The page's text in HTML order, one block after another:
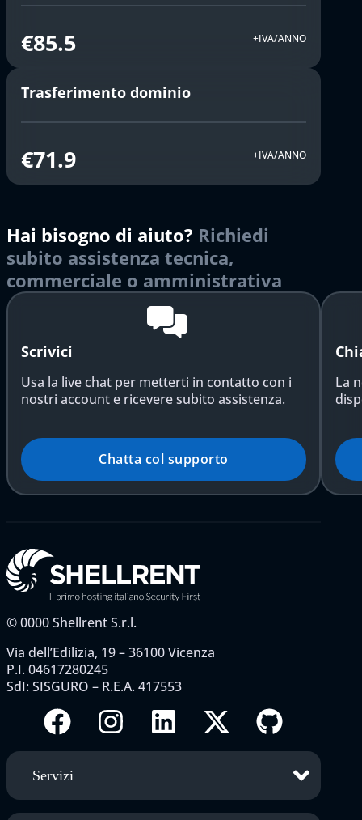
€85.5 +IVA/ANNO
Trasferimento dominio
€71.9 +IVA/ANNO
Hai bisogno di aiuto? Richiedi
subito assistenza tecnica,
commerciale o amministrativa
Scrivici
Usa la live chat per metterti in contatto con i
nostri account e ricevere subito assistenza.
Chatta col supporto
La
©0000Shellrent S.r.l.
Via dell’Edilizia, 19 – 36100 Vicenza
P.I. 04617280245
SdI: SISGURO – R.E.A. 417553
Servizi